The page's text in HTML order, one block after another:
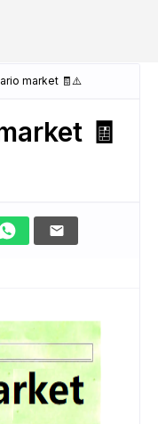
market 🧾⚠️
🧾